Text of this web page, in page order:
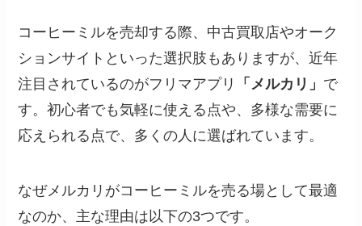
コーヒーミルを売却する際、中古買取店やオーク
ションサイトといった選択肢もありますが、近年
注目されているのがフリマアプリ
「メルカリ」 で
す。初心者でも気軽に使える点や、多様な需要に
応えられる点で、多くの人に選ばれています。
なぜメルカリがコーヒーミルを売る場として最適
なのか、主な理由は以下の3つです。